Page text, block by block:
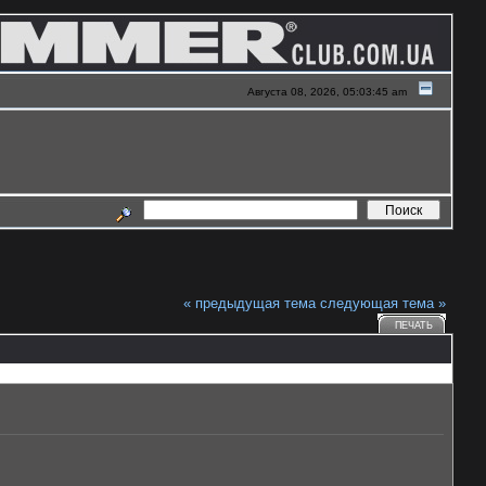
Августа 08, 2026, 05:03:45 am
« предыдущая тема следующая тема »
ПЕЧАТЬ